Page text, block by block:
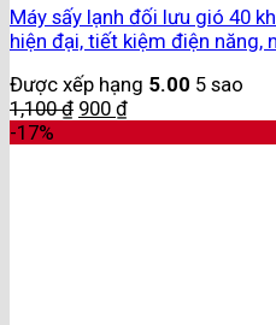
Máy sấy lạnh đối lưu gió 40
hiện đại, tiết kiệm điện năng,
Được xếp hạng 5.00 5 sao
1,100₫ 900 ₫
-17%